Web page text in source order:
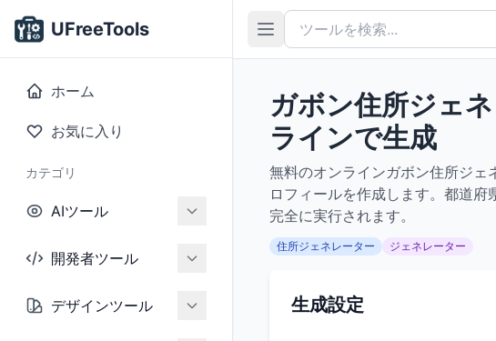
UFreeTools
ホーム
お気に入り
カテゴリ
AIツール
開発者ツール
デザインツール
ガボン住所ジェ
ラインで生成
無料のオンラインガボン住所ジェ
ロフィールを作成します。都道
完全に実行されます。
住所ジェネレーター ジェネレーター
生成設定